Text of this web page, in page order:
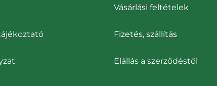
Vásárlási feltételek
Fizetés, szállítás
Elállás a szerződéstől